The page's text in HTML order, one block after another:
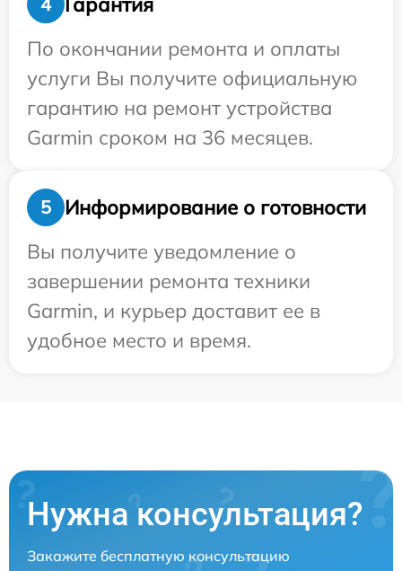
По окончании ремонта и оплаты
услуги Вы получите официальную
гарантию на ремонт устройства
Garmin сроком на 36 месяцев.
5
Информирование о готовности
Вы получите уведомление о
завершении ремонта техники
Garmin, и курьер доставит ее в
удобное место и время.
Нужна консультация?
Закажите бесплатную консультацию